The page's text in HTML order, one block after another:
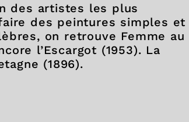
des artistes les plus
des peintures simples et
on retrouve Femme au
l’Escargot (1953). La
(1896).